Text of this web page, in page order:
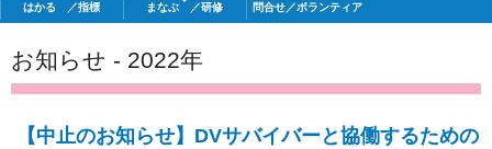
はかる ／指標 まなぶ ／研修 問合せ／ボランティア
お知らせ - 2022年
【中止のお知らせ】DVサバイバーと協働するための